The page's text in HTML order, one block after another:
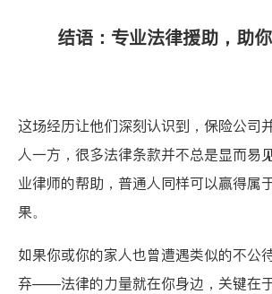
结语：专业法律援助，助
这场经历让他们深刻认识到，保险公司
人一方，很多法律条款并不总是显而易
业律师的帮助，普通人同样可以赢得属
果。
如果你或你的家人也曾遭遇类似的不公
弃——法律的力量就在你身边，关键在